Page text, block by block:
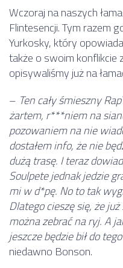
Wczoraj na naszych
Flintesencji. Tym razem
Yurkosky, który
także o swoim konflikcie
opisywaliśmy już na
– Ten cały śmieszny
żartem, r***niem na
pozowaniem na nie
dostałem info, że nie
dużą trasę. I teraz
Soulpete jednak jedzie
mi w d*pę. No to tak
Dlatego cieszę się, że
można zebrać na ryj. A
jeszcze będzie bił do
niedawno Bonson.